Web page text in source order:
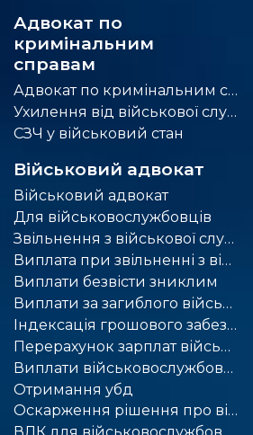
Адвокат по
кримінальним
справам
Адвокат по кримінальним справам
Ухилення від військової служби
СЗЧ у військовий стан
Військовий адвокат
Військовий адвокат
Для військовослужбовців
Звільнення з військової служби
Виплата при звільненні з військової служби
Виплати безвісти зниклим
Виплати за загиблого військового
Індексація грошового забезпечення військовослужбовців
Перерахунок зарплат військовим
Виплати військовослужбовцям
Отримання убд
Оскарження рішення про відмову у наданні статусу учасника бойових дій